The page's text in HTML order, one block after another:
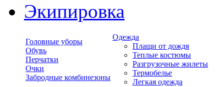
Экипировка
Головные уборы
Обувь
Перчатки
Очки
Забродные комбинезоны
Одежда
Плащи от дождя
Теплые костюмы
Разгрузочные жилеты
Термобелье
Легкая одежда